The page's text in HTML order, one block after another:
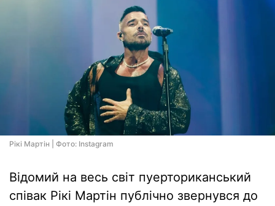
Рікі Мартін | Фото: Instagram
Відомий на весь світ пуерториканський
співак Рікі Мартін публічно звернувся до